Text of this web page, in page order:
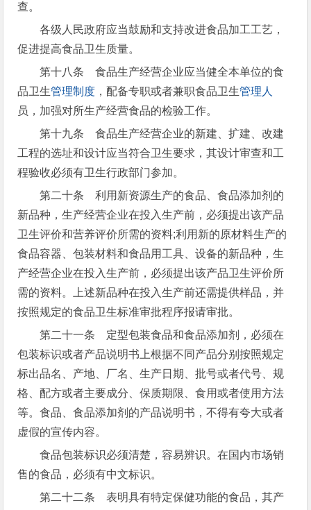
查。
各级人民政府应当鼓励和支持改进食品加工工艺，
促进提高食品卫生质量。
第十八条 食品生产经营企业应当健全本单位的食
品卫生管理制度 ，配备专职或者兼职食品卫生管理人
员，加强对所生产经营食品的检验工作。
第十九条 食品生产经营企业的新建、扩建、改建
工程的选址和设计应当符合卫生要求，其设计审查和工
程验收必须有卫生行政部门参加。
第二十条 利用新资源生产的食品、食品添加剂的
新品种，生产经营企业在投入生产前，必须提出该产品
卫生评价和营养评价所需的资料;利用新的原材料生产的
食品容器、包装材料和食品用工具、设备的新品种，生
产经营企业在投入生产前，必须提出该产品卫生评价所
需的资料。上述新品种在投入生产前还需提供样品，并
按照规定的食品卫生标准审批程序报请审批。
第二十一条 定型包装食品和食品添加剂，必须在
包装标识或者产品说明书上根据不同产品分别按照规定
标出品名、产地、厂名、生产日期、批号或者代号、规
格、配方或者主要成分、保质期限、食用或者使用方法
等。食品、食品添加剂的产品说明书，不得有夸大或者
虚假的宣传内容。
食品包装标识必须清楚，容易辨识。在国内市场销
售的食品，必须有中文标识。
第二十二条 表明具有特定保健功能的食品，其产